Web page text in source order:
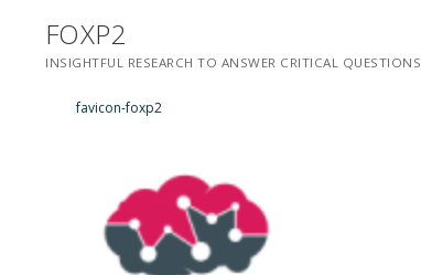
conteúdo
FOXP2
INSIGHTFUL RESEARCH TO ANSWER CRITICAL QUESTIONS
favicon-foxp2